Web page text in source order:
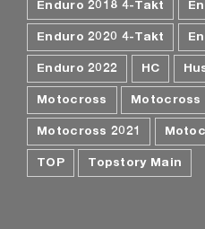
Enduro 2018 4-Takt
Enduro 2020 4-Takt
Enduro 2022 HC
Motocross Motocross
Motocross 2021
TOP Topstory Main